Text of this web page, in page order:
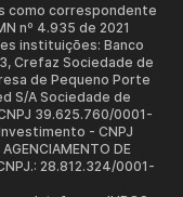
como correspondente
nº 4.935 de 2021
instituições: Banco
Crefaz Sociedade de
de Pequeno Porte
S/A Sociedade de
39.625.760/0001-
- CNPJ
DE
28.812.324/0001-